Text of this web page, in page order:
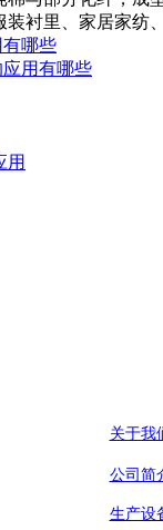
衬里、家居家纺
哪些
用有哪些
用
关于我
公司简
生产设